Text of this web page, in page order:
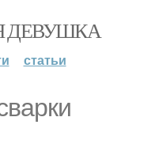
ДЕВУШКА
статьи